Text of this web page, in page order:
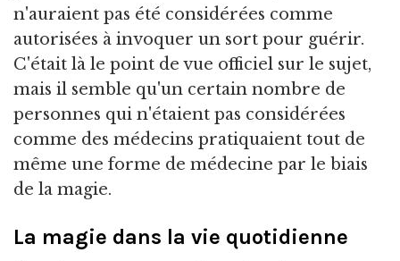
n'auraient pas été considérées comme
autorisées à invoquer un sort pour guérir.
C'était là le point de vue officiel sur le sujet,
mais il semble qu'un certain nombre de
personnes qui n'étaient pas considérées
comme des médecins pratiquaient tout de
même une forme de médecine par le biais
de la magie.
La magie dans la vie quotidienne